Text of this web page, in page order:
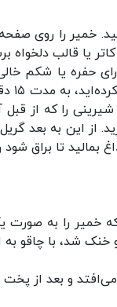
خمیر را روی
۳ میل باز کنید و بعد با
حفره یا شکم
را که از قبل
۳ تا ۵ دقیقه داخل فر
بمالید تا براق
خمیر را به صورت
شد، با چاقو به